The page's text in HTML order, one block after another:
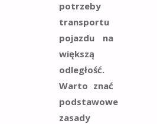
potrzeby
transportu
pojazdu na
większą
odległość.
Warto znać
podstawowe
zasady